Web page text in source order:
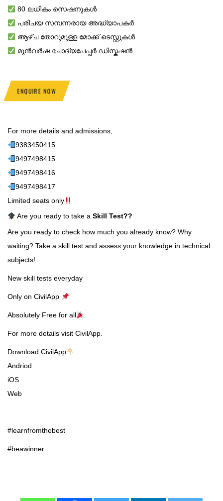
80 ലധികം സെഷനുകൾ
പരിചയ സമ്പന്നരായ അദ്ധ്യാപകർ
ആഴ്ച തോറുമുള്ള മോക്ക് ടെസ്റ്റുകൾ
മുൻവർഷ ചോദ്യപേപ്പർ ഡിസ്കഷൻ
ENQUIRE NOW
For more details and admissions,
9383450415
9497498415
9497498416
9497498417
Limited seats only
Are you ready to take aSkill Test??
Are you ready to check how much you already know? Why
waiting? Take a skill test and assess your knowledge in technical
subjects!
New skill tests everyday
Only on CivilApp
Absolutely Free for all
For more details visit CivilApp.
Download CivilApp
Andriod
iOS
Web
#learnfromthebest
#beawinner